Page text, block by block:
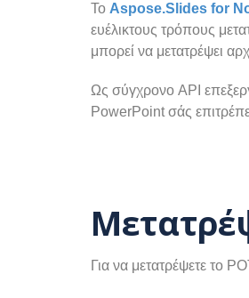
Το Aspose.Slides for
ευέλικτους τρόπους
μπορεί να μετατρέψει
Ως σύγχρονο API
PowerPoint σάς
Για να μετατρέψετε το